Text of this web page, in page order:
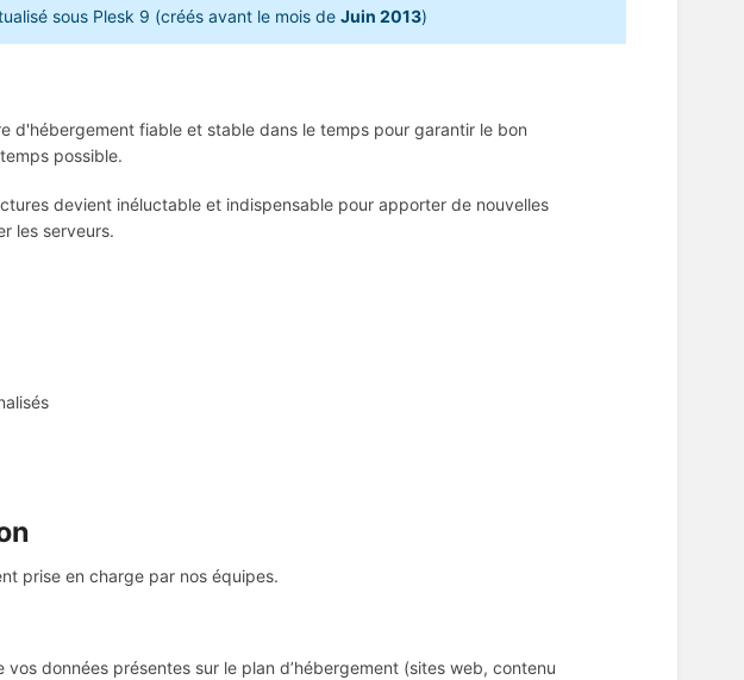
sous Plesk 9 (créés avant le mois de Juin 2013)
d'hébergement fiable et stable dans le temps pour garantir le bon
possible.
devient inéluctable et indispensable pour apporter de nouvelles
les serveurs.
prise en charge par nos équipes.
vos données présentes sur le plan d’hébergement (sites web, contenu